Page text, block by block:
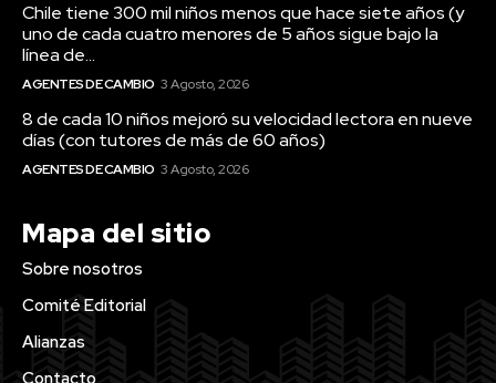
Chile tiene 300 mil niños menos que hace siete años (y
uno de cada cuatro menores de 5 años sigue bajo la
línea de...
AGENTES DE CAMBIO 3 Agosto, 2026
8 de cada 10 niños mejoró su velocidad lectora en nueve
días (con tutores de más de 60 años)
AGENTES DE CAMBIO 3 Agosto, 2026
Mapa del sitio
Sobre nosotros
Comité Editorial
Alianzas